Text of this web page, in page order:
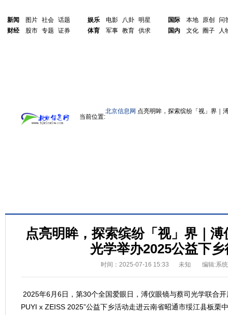
新闻 图片 社会 话题
财经
股市 专题 证券
娱乐 电影 八卦 明星
体育
军事 教育 供求
国际 本地 原创
问
国内
文化 圈子 人
当前位置:
北京信息网 点亮明眸，探索缤纷「视」界｜
点亮明眸，探索缤纷「视」界｜
光学举办2025公益下乡
时间：2025-07-16 15:33 未知 编辑:系
2025年6月6日，第30个全国爱眼日，溥仪眼镜与蔡司光学联合
PUYI x ZEISS 2025”公益下乡活动走进云南省昭通市绥江县板栗